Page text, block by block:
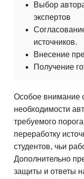
Выбор
экспертов
источников.
Внесение
Получение
Особое внимание
необходимости
требуемого
переработку
студентов, чьи
Дополнительно
защиты и ответы